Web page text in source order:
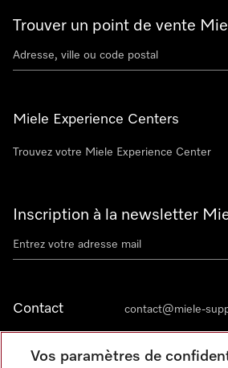
Trouver un point de vente
Miele Experience Centers
Trouvez votre Miele Experience Center
Inscription à la newsletter
Contact contact@miele-
Langue
Vos paramètres de